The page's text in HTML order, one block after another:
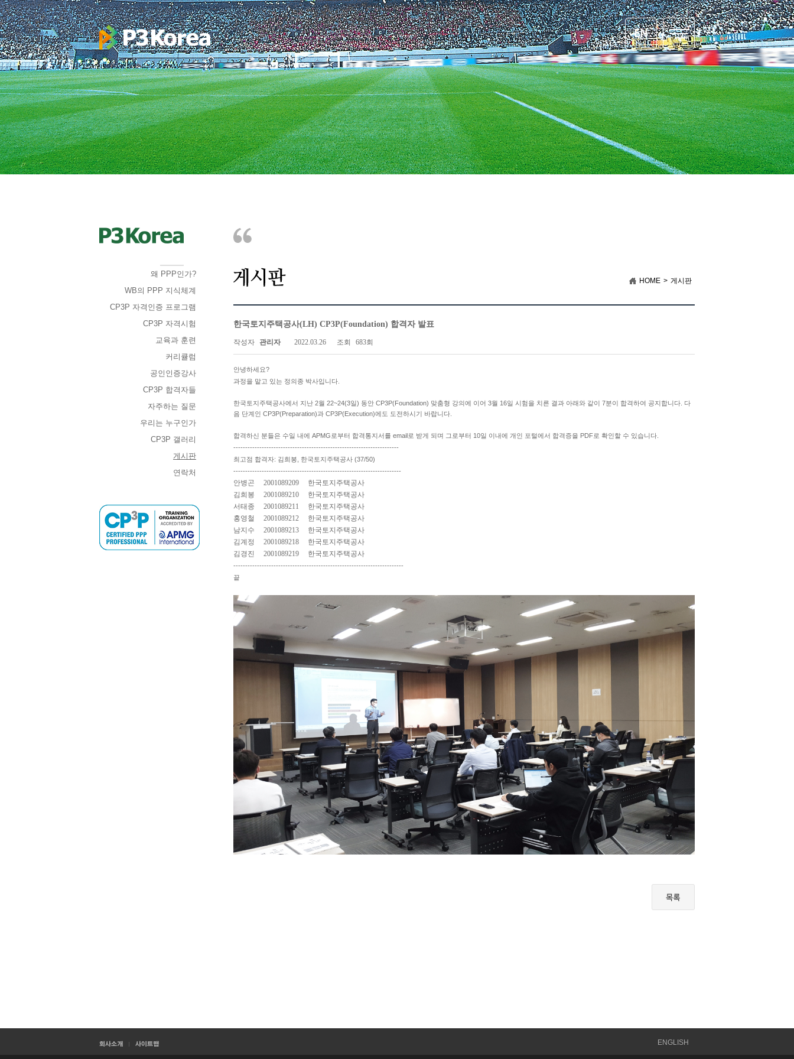
왜 PPP인가?
WB의 PPP 지식체계
CP3P 자격인증 프로그램
CP3P 자격시험
교육과 훈련
커리큘럼
공인인증강사
CP3P 합격자들
자주하는 질문
우리는 누구인가
CP3P 갤러리
게시판
연락처
HOME > 게시판
한국토지주택공사(LH) CP3P(Foundation) 합격자 발표
작성자 관리자 2022.03.26 조회 683회
안녕하세요?
과정을 맡고 있는 정의종 박사입니다.
한국토지주택공사에서 지난 2월 22~24(3일) 동안 CP3P(Foundation) 맞춤형 강의에 이어 3월 16일 시험을 치른 결과 아래와 같이 7분이 합격하여 공지합니다. 다
음 단계인 CP3P(Preparation)과 CP3P(Execution)에도 도전하시기 바랍니다.
합격하신 분들은 수일 내에 APMG로부터 합격통지서를 email로 받게 되며 그로부터 10일 이내에 개인 포털에서 합격증을 PDF로 확인할 수 있습니다.
----------------------------------------------------------------------
최고점 합격자: 김희봉, 한국토지주택공사 (37/50)
-----------------------------------------------------------------------
안병곤 2001089209 한국토지주택공사
김희봉 2001089210 한국토지주택공사
서태종 2001089211 한국토지주택공사
홍영철 2001089212 한국토지주택공사
남지수 2001089213 한국토지주택공사
김계정 2001089218 한국토지주택공사
김경진 2001089219 한국토지주택공사
------------------------------------------------------------------------
끝
ENGLISH